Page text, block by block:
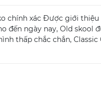
chính xác Được giới thiệu
đến ngày nay, Old skool
thấp chắc chắn,